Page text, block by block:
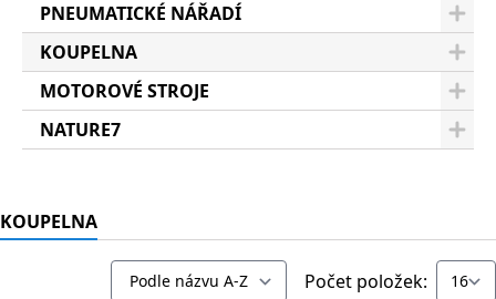
PNEUMATICKÉ NÁŘADÍ
KOUPELNA
MOTOROVÉ STROJE
NATURE7
KOUPELNA
Počet položek: